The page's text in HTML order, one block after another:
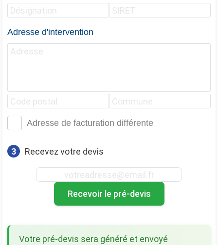
Adresse d'intervention
Adresse de facturation différente
3 Recevez votre devis
Recevoir le pré-devis
Votre pré-devis sera généré et envoyé